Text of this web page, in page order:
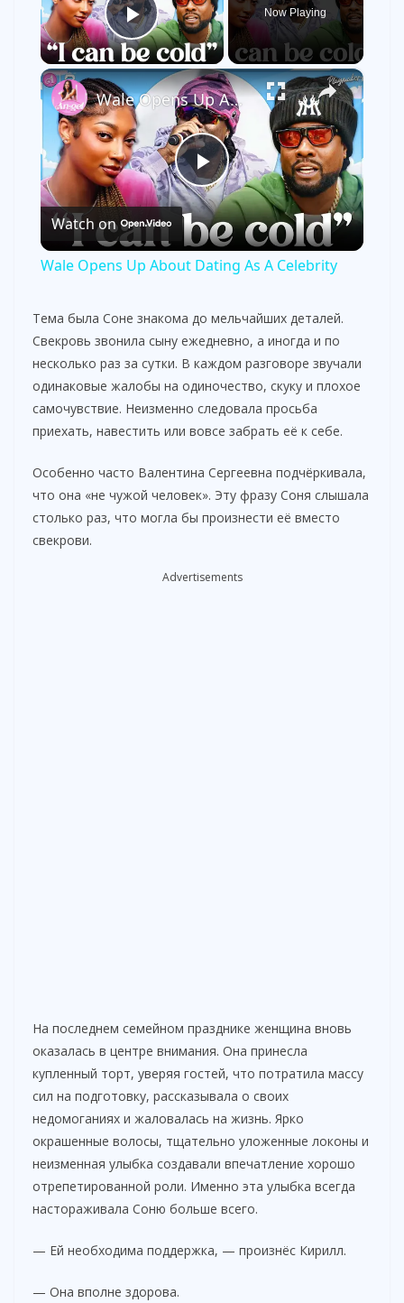
Play Video
Now Playing
×
P
l
y
V
d
Wale Opens Up About Dating As A Celebrity
Watch on
Wale Opens Up About Dating As A Celebrity
Тема была Соне знакома до мельчайших деталей.
Свекровь звонила сыну ежедневно, а иногда и по
несколько раз за сутки. В каждом разговоре звучали
одинаковые жалобы на одиночество, скуку и плохое
самочувствие. Неизменно следовала просьба
приехать, навестить или вовсе забрать её к себе.
Особенно часто Валентина Сергеевна подчёркивала,
что она «не чужой человек». Эту фразу Соня слышала
столько раз, что могла бы произнести её вместо
свекрови.
Advertisements
На последнем семейном празднике женщина вновь
оказалась в центре внимания. Она принесла
купленный торт, уверяя гостей, что потратила массу
сил на подготовку, рассказывала о своих
недомоганиях и жаловалась на жизнь. Ярко
окрашенные волосы, тщательно уложенные локоны и
неизменная улыбка создавали впечатление хорошо
отрепетированной роли. Именно эта улыбка всегда
настораживала Соню больше всего.
— Ей необходима поддержка, — произнёс Кирилл.
— Она вполне здорова.